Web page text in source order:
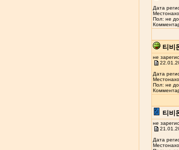
Дата
Пол: не
티비
не
Дата
Пол: не
티비
не
Дата